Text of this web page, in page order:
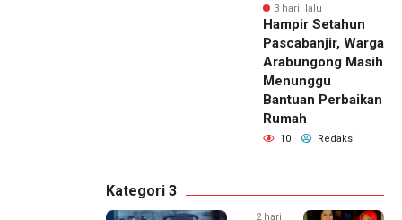
3 hari lalu
Hampir Setahun
Pascabanjir, Warga
Arabungong Masih
Menunggu
Bantuan Perbaikan
Rumah
10 Redaksi
Kategori 3
2 hari